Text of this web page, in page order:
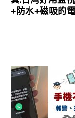
+防水+磁吸的